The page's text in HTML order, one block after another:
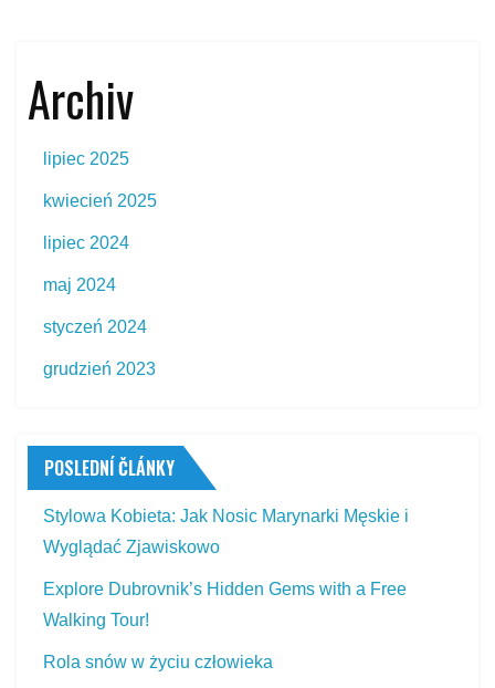
Archiv
lipiec 2025
kwiecień 2025
lipiec 2024
maj 2024
styczeń 2024
grudzień 2023
POSLEDNÍ ČLÁNKY
Stylowa Kobieta: Jak Nosic Marynarki Męskie i
Wyglądać Zjawiskowo
Explore Dubrovnik’s Hidden Gems with a Free
Walking Tour!
Rola snów w życiu człowieka